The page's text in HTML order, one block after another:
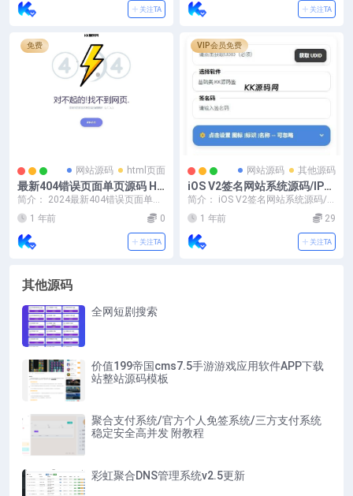
关注TA 关注TA
免费
网站源码 html页面
最新404错误页面单页源码 HT
ML错误页面代码
简介： 2024最新404错误页面单页
源码 HTML错误页面代码 图片：
1 年前 0
关注TA
VIP会员免费
网站源码 其他源码
iOS V2签名网站系统源码/IPA
在线签名/全开源版本
简介： iOS V2签名网站系统源码/IP
A在线签名/全开源版本/亲测 站长
测试...1 年前 29
关注TA
其他源码
全网短剧搜索
价值199帝国cms7.5手游游戏应用软件APP下载
站整站源码模板
聚合支付系统/官方个人免签系统/三方支付系统
稳定安全高并发 附教程
彩虹聚合DNS管理系统v2.5更新